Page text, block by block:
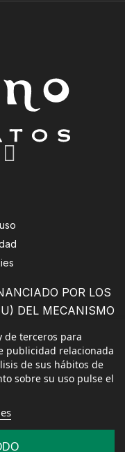
de terceros para
publicidad relacionada
de sus hábitos de
sobre su uso pulse el
POR LOS
DEL MECANISMO